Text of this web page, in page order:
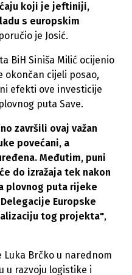
koji je jeftiniji,
s europskim
je Josić.
BiH Siniša Milić ocijenio
okončan cijeli posao,
efekti ove investicije
puta Save.
završili ovaj važan
povećani, a
Međutim, puni
do izražaja tek nakon
plovnog puta rijeke
Europske
tog projekta",
Luka Brčko u narednom
u razvoju logistike i